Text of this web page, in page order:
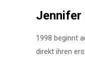
Jennifer
1998 beginnt
direkt ihren